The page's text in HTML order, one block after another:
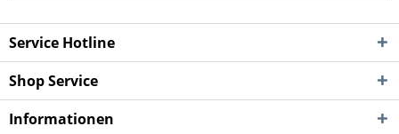
Service Hotline
Shop Service
Informationen